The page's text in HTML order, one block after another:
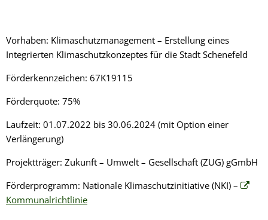
Vorhaben: Klimaschutzmanagement – Erstellung eines
Integrierten Klimaschutzkonzeptes für die Stadt Schenefeld
Förderkennzeichen: 67K19115
Förderquote: 75%
Laufzeit: 01.07.2022 bis 30.06.2024 (mit Option einer
Verlängerung)
Projektträger: Zukunft – Umwelt – Gesellschaft (ZUG) gGmbH
Förderprogramm: Nationale Klimaschutzinitiative (NKI) –
Kommunalrichtlinie